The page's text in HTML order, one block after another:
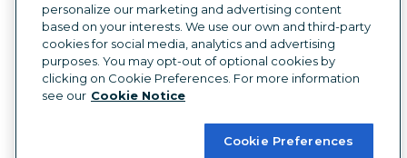
Sprachauswahl
German
©2026 Hootsuite Inc. Alle Rechte vorbehalten.
Rechtsfragen
Trust Center
Datenschutz
Cookie-Präferenzen
personalize our marketing and advertising content
based on your interests. We use our own and third-party
cookies for social media, analytics and advertising
purposes. You may opt-out of optional cookies by
clicking on Cookie Preferences. For more information
see our Cookie Notice
Cookie Preferences